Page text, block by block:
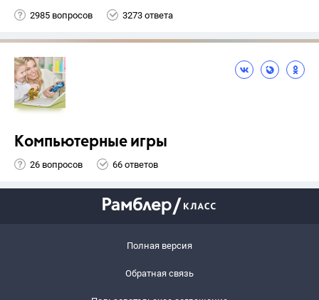
2985 вопросов 3273 ответа
Компьютерные игры
26 вопросов 66 ответов
Полная версия
Обратная связь